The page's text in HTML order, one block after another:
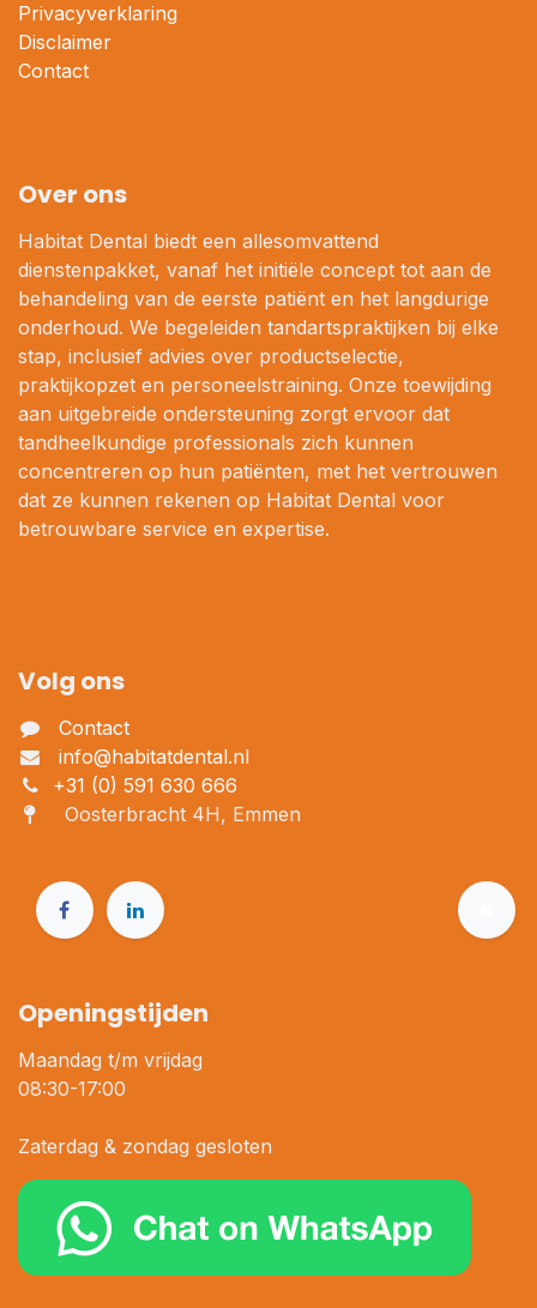
Privacyverklaring
Disclaimer
Contact
Over ons
Habitat Dental biedt een allesomvattend
dienstenpakket, vanaf het initiële concept tot aan de
behandeling van de eerste patiënt en het langdurige
onderhoud. We begeleiden tandartspraktijken bij elke
stap, inclusief advies over productselectie,
praktijkopzet en personeelstraining. Onze toewijding
aan uitgebreide ondersteuning zorgt ervoor dat
tandheelkundige professionals zich kunnen
concentreren op hun patiënten, met het vertrouwen
dat ze kunnen rekenen op Habitat Dental voor
betrouwbare service en expertise.
Volg ons
Contact
info@habitatdental.nl
+31 (0) 591 630 666
Oosterbracht 4H, Emmen
Openingstijden
Maandag t/m vrijdag
08:30-17:00
Zaterdag & zondag gesloten